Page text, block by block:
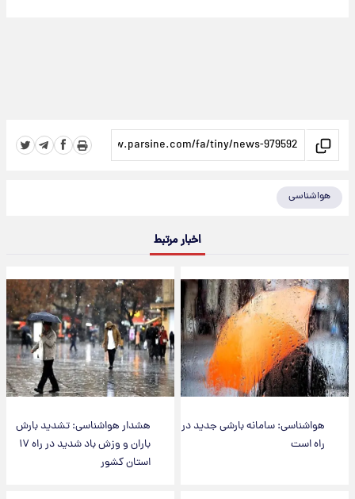
هواشناسی
اخبار مرتبط
هواشناسی: سامانه بارشی جدید در
راه است
هشدار هواشناسی: تشدید بارش
باران و وزش باد شدید در راه ۱۷
استان کشور